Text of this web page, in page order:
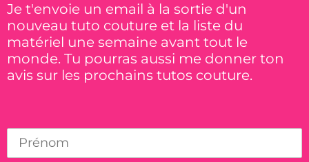
Je t'envoie un email à la sortie d'un
nouveau tuto couture et la liste du
matériel une semaine avant tout le
monde. Tu pourras aussi me donner ton
avis sur les prochains tutos couture.